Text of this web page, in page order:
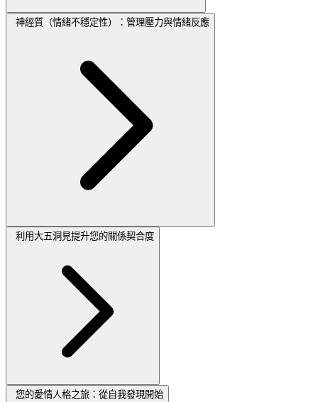
神經質（情緒不穩定性）：管理壓力與情緒反應
利用大五洞見提升您的關係契合度
您的愛情人格之旅：從自我發現開始